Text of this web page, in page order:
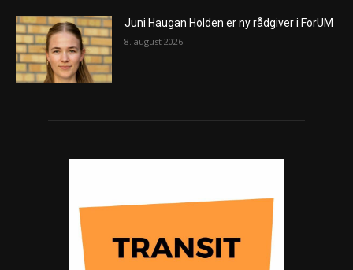
Juni Haugan Holden er ny rådgiver i ForUM
8. august 2026